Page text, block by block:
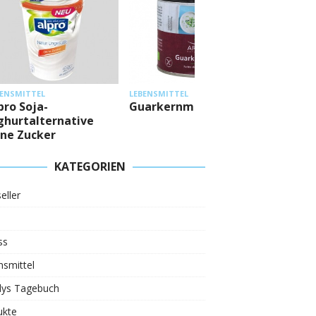
Soja-
Zucker
LEBENSMITTEL
Guarkernmehl
KATEGORIEN
Tagebuch